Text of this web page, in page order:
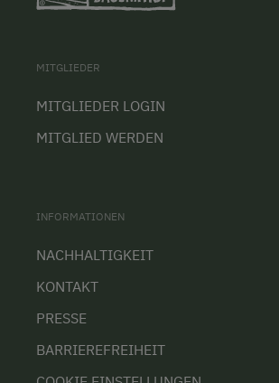
MITGLIEDER
MITGLIEDER LOGIN
MITGLIED WERDEN
INFORMATIONEN
NACHHALTIGKEIT
KONTAKT
PRESSE
BARRIEREFREIHEIT